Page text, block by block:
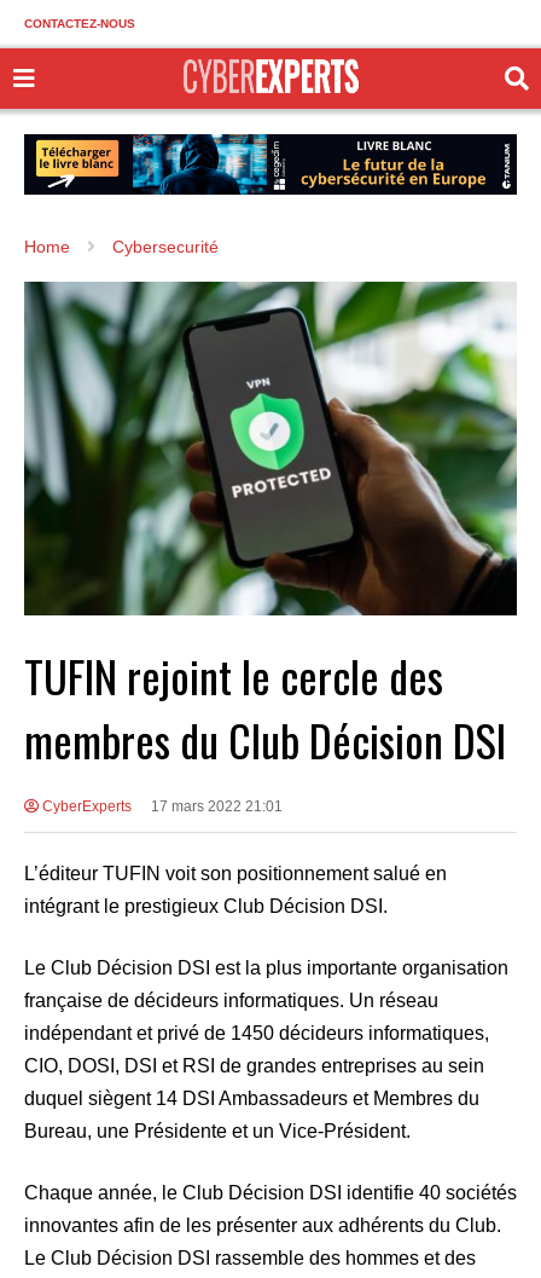
CONTACTEZ-NOUS
Home Cybersecurité
TUFIN rejoint le cercle des
membres du Club Décision DSI
CyberExperts 17 mars 2022 21:01
L’éditeur TUFIN voit son positionnement salué en
intégrant le prestigieux Club Décision DSI.
Le Club Décision DSI est la plus importante organisation
française de décideurs informatiques. Un réseau
indépendant et privé de 1450 décideurs informatiques,
CIO, DOSI, DSI et RSI de grandes entreprises au sein
duquel siègent 14 DSI Ambassadeurs et Membres du
Bureau, une Présidente et un Vice-Président.
Chaque année, le Club Décision DSI identifie 40 sociétés
innovantes afin de les présenter aux adhérents du Club.
Le Club Décision DSI rassemble des hommes et des